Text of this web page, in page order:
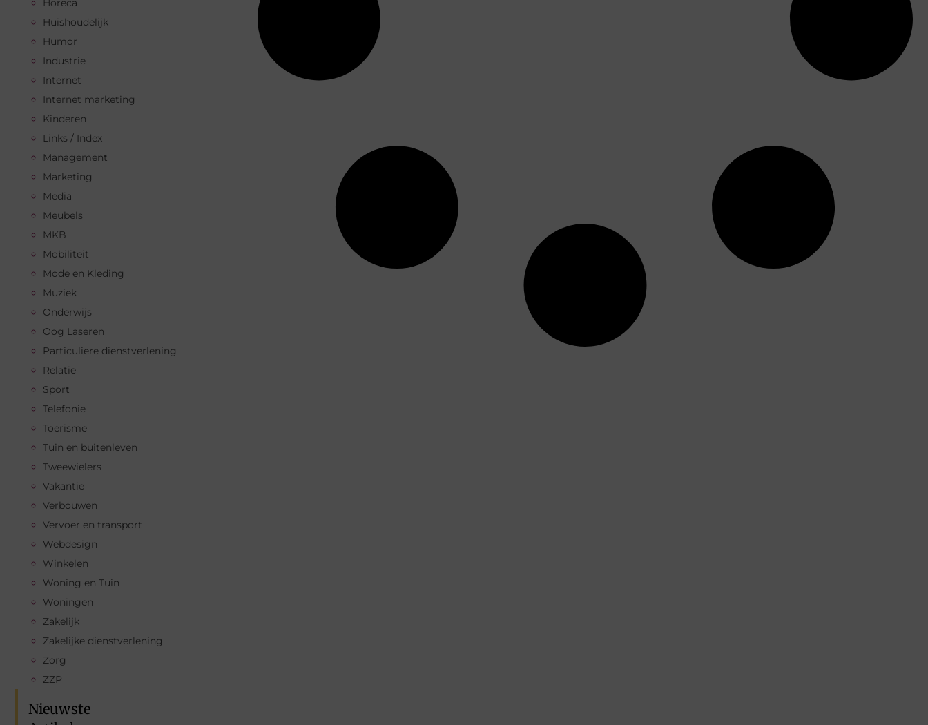
Horeca
Huishoudelijk
Humor
Industrie
Internet
Internet marketing
Kinderen
Links / Index
Management
Marketing
Media
Meubels
MKB
Mobiliteit
Mode en Kleding
Muziek
Onderwijs
Oog Laseren
Particuliere dienstverlening
Relatie
Sport
Telefonie
Toerisme
Tuin en buitenleven
Tweewielers
Vakantie
Verbouwen
Vervoer en transport
Webdesign
Winkelen
Woning en Tuin
Woningen
Zakelijk
Zakelijke dienstverlening
Zorg
ZZP
Nieuwste